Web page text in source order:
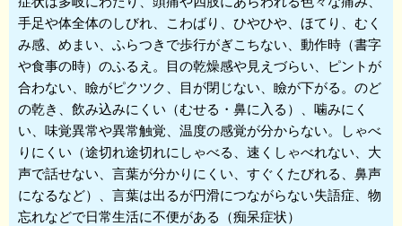
手足や体全体のしびれ、こわばり、ひやひや、ほてり、むく
み感、めまい、ふらつきで歩行がぎこちない、動作時（書字
や食事の時）のふるえ。目の乾燥感や見えづらい、ピントが
合わない、瞼がピクツク、目が閉じない、瞼が下がる。のど
の乾き、飲み込みにくい（むせる・鼻に入る）、噛みにく
い、味覚異常や異常触覚、温度の感覚が分からない。しゃべ
りにくい（途切れ途切れにしゃべる、速くしゃべれない、大
声で話せない、言葉が分かりにくい、すぐくたびれる、鼻声
になるなど）、言葉は出るが円滑につながらない失語症、物
忘れなどで日常生活に不便がある（痴呆症状）